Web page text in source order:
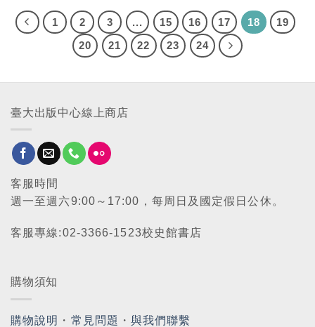
1 2 3 ... 15 16 17 18
19
20
21 22 23 24
臺大出版中心線上商店
客服時間
週一至週六9:00～17:00，每周日及國定假日公休。
客服專線:02-3366-1523校史館書店
購物須知
購物說明 ・ 常見問題 ・與我們聯繫